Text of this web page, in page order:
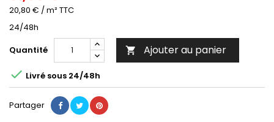
20,80 € / m² TTC
24/48h
Quantité
 Ajouter au panier
 Livré sous 24/48h
Partager